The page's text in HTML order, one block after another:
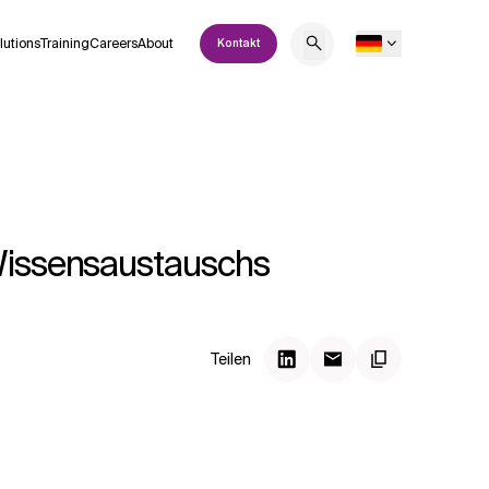
TrainingCareersAbout Kontakt
Teilen